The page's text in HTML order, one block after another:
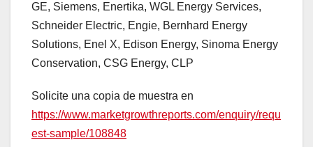
GE, Siemens, Enertika, WGL Energy Services,
Schneider Electric, Engie, Bernhard Energy
Solutions, Enel X, Edison Energy, Sinoma Energy
Conservation, CSG Energy, CLP
Solicite una copia de muestra en
https://www.marketgrowthreports.com/enquiry/requ
est-sample/108848